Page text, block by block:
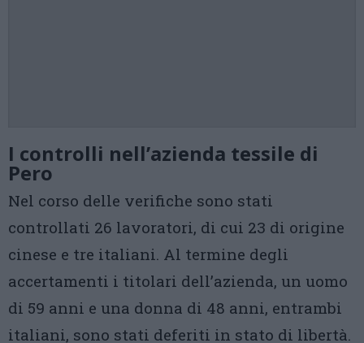
I controlli nell’azienda tessile di
Pero
Nel corso delle verifiche sono stati
controllati 26 lavoratori, di cui 23 di origine
cinese e tre italiani. Al termine degli
accertamenti i titolari dell’azienda, un uomo
di 59 anni e una donna di 48 anni, entrambi
italiani, sono stati deferiti in stato di libertà.